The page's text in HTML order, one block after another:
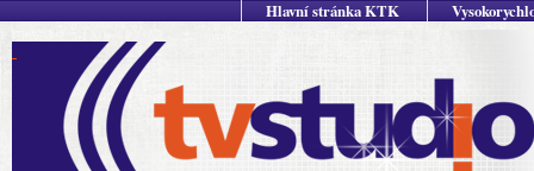
Hlavní stránka KTK